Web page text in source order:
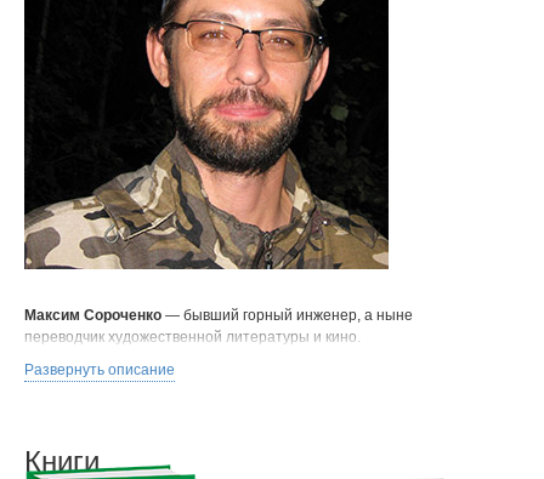
Максим Сороченко — бывший горный инженер, а ныне
переводчик художественной литературы и кино.
Развернуть описание
Книги